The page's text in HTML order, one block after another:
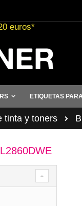
euros*
ETIQUETAS
tinta y toners